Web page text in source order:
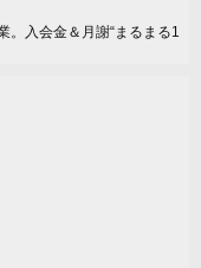
入会金＆月謝“まるまる1